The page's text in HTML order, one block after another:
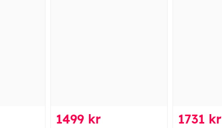
1499 kr 1731 kr